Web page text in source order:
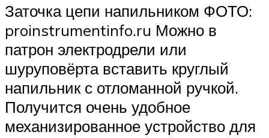
Заточка цепи напильником ФОТО:
proinstrumentinfo.ru Можно в
патрон электродрели или
шуруповёрта вставить круглый
напильник с отломанной ручкой.
Получится очень удобное
механизированное устройство для